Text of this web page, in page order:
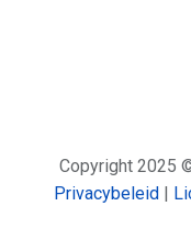
Copyright 2025
Privacybeleid